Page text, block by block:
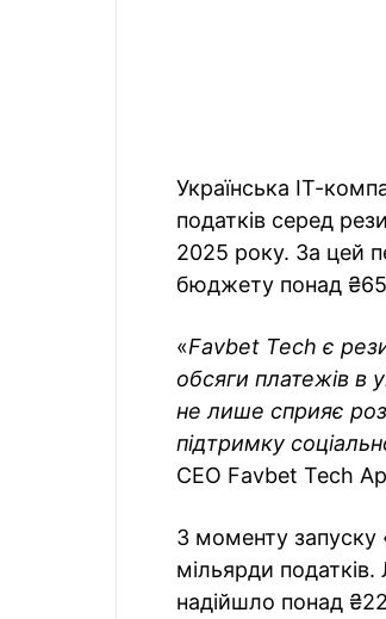
Українська ІТ-
податків серед
2025 року. За цей
бюджету понад
«Favbet Tech є
обсяги платежів в
не лише сприяє
підтримку
CEO Favbet Tech
З моменту запуску
мільярди
надійшло понад